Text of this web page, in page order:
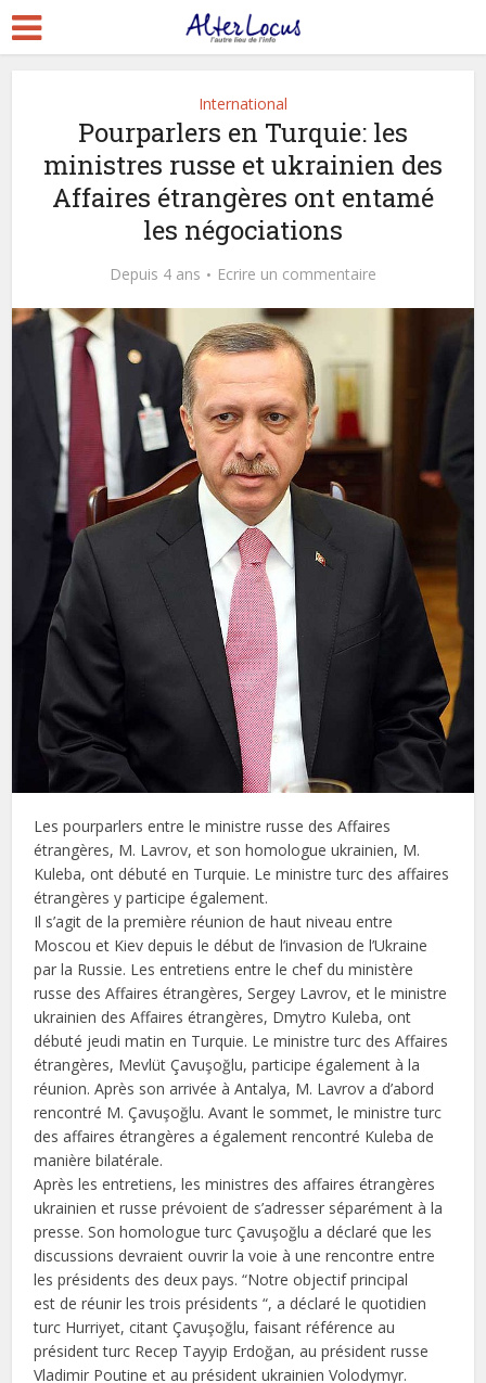
International
Pourparlers en Turquie: les
ministres russe et ukrainien des
Affaires étrangères ont entamé
les négociations
Depuis 4 ans Ecrire un commentaire
Les pourparlers entre le ministre russe des Affaires
étrangères, M. Lavrov, et son homologue ukrainien, M.
Kuleba, ont débuté en Turquie. Le ministre turc des affaires
étrangères y participe également.
Il s’agit de la première réunion de haut niveau entre
Moscou et Kiev depuis le début de l’invasion de l’Ukraine
par la Russie. Les entretiens entre le chef du ministère
russe des Affaires étrangères, Sergey Lavrov, et le ministre
ukrainien des Affaires étrangères, Dmytro Kuleba, ont
débuté jeudi matin en Turquie. Le ministre turc des Affaires
étrangères, Mevlüt Çavuşoğlu, participe également à la
réunion. Après son arrivée à Antalya, M. Lavrov a d’abord
rencontré M. Çavuşoğlu. Avant le sommet, le ministre turc
des affaires étrangères a également rencontré Kuleba de
manière bilatérale.
Après les entretiens, les ministres des affaires étrangères
ukrainien et russe prévoient de s’adresser séparément à la
presse. Son homologue turc Çavuşoğlu a déclaré que les
discussions devraient ouvrir la voie à une rencontre entre
les présidents des deux pays. “Notre objectif principal
est de réunir les trois présidents “, a déclaré le quotidien
turc Hurriyet, citant Çavuşoğlu, faisant référence au
président turc Recep Tayyip Erdoğan, au président russe
Vladimir Poutine et au président ukrainien Volodymyr.